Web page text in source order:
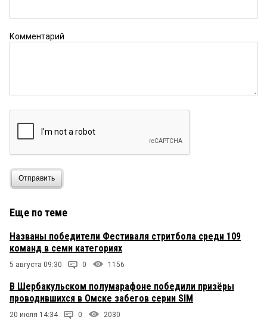
Комментарий
Отправить
Еще по теме
Названы победители Фестиваля стритбола среди 109
команд в семи категориях
5 августа 09:30 0 1156
В Шербакульском полумарафоне победили призёры
проводившихся в Омске забегов серии SIM
20 июля 14:34 0 2030